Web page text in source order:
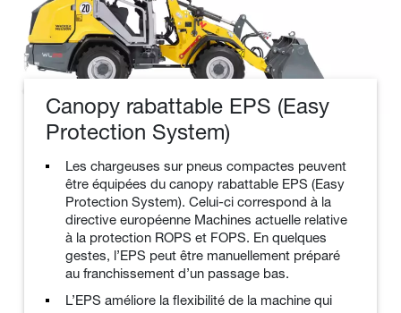
Canopy rabattable EPS (Easy
Protection System)
Les chargeuses sur pneus compactes peuvent
être équipées du canopy rabattable EPS (Easy
Protection System). Celui-ci correspond à la
directive européenne Machines actuelle relative
à la protection ROPS et FOPS. En quelques
gestes, l’EPS peut être manuellement préparé
au franchissement d’un passage bas.
L’EPS améliore la flexibilité de la machine qui